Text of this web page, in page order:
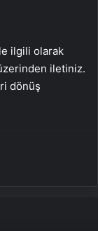
ilgili olarak
iletiniz.
dönüş